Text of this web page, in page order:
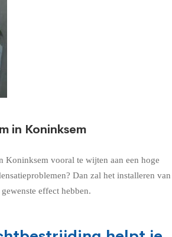
in Koninksem
Koninksem vooral te wijten aan een hoge
Dan zal het installeren van
effect hebben.